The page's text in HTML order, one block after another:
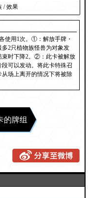
/ 效果
使用1次。①：解放手牌・
2只植物族怪兽为对象发
束时下降2。②：此卡被解放
可以发动。将此卡特殊召
场上离开的情况下将被除
的牌组